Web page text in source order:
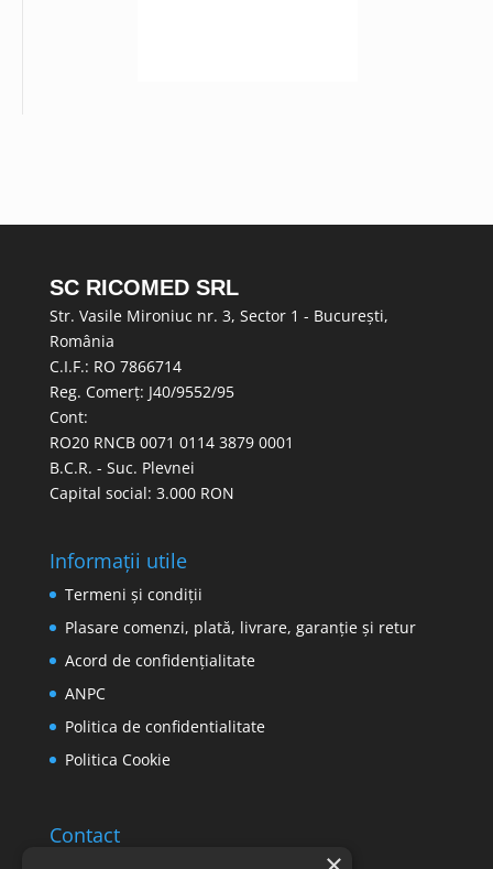
SC RICOMED SRL
Str. Vasile Mironiuc nr. 3, Sector 1 - București,
România
C.I.F.: RO 7866714
Reg. Comerț: J40/9552/95
Cont:
RO20 RNCB 0071 0114 3879 0001
B.C.R. - Suc. Plevnei
Capital social: 3.000 RON
Informații utile
Termeni și condiții
Plasare comenzi, plată, livrare, garanție și retur
Acord de confidențialitate
ANPC
Politica de confidentialitate
Politica Cookie
Contact